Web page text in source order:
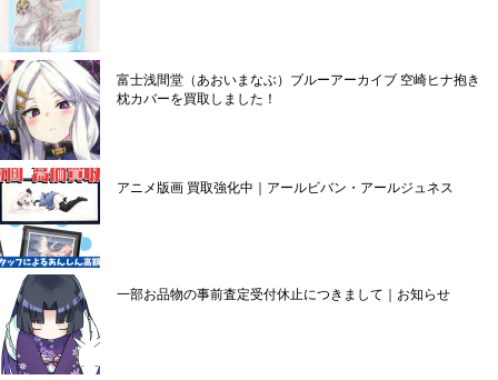
富士浅間堂（あおいまなぶ）ブルーアーカイブ 空崎ヒナ抱き
枕カバーを買取しました！
アニメ版画 買取強化中｜アールビバン・アールジュネス
一部お品物の事前査定受付休止につきまして｜お知らせ